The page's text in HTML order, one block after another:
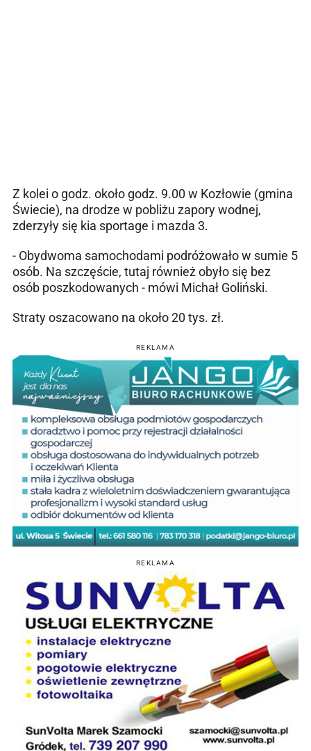
Z kolei o godz. około godz. 9.00 w Kozłowie (gmina
Świecie), na drodze w pobliżu zapory wodnej,
zderzyły się kia sportage i mazda 3.
- Obydwoma samochodami podróżowało w sumie 5
osób. Na szczęście, tutaj również obyło się bez
osób poszkodowanych - mówi Michał Goliński.
Straty oszacowano na około 20 tys. zł.
REKLAMA
REKLAMA